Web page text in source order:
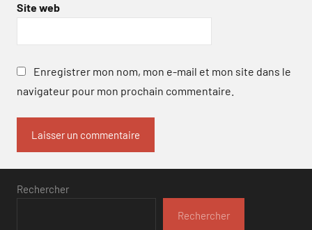
Site web
Enregistrer mon nom, mon e-mail et mon site dans le
navigateur pour mon prochain commentaire.
Rechercher
Rechercher